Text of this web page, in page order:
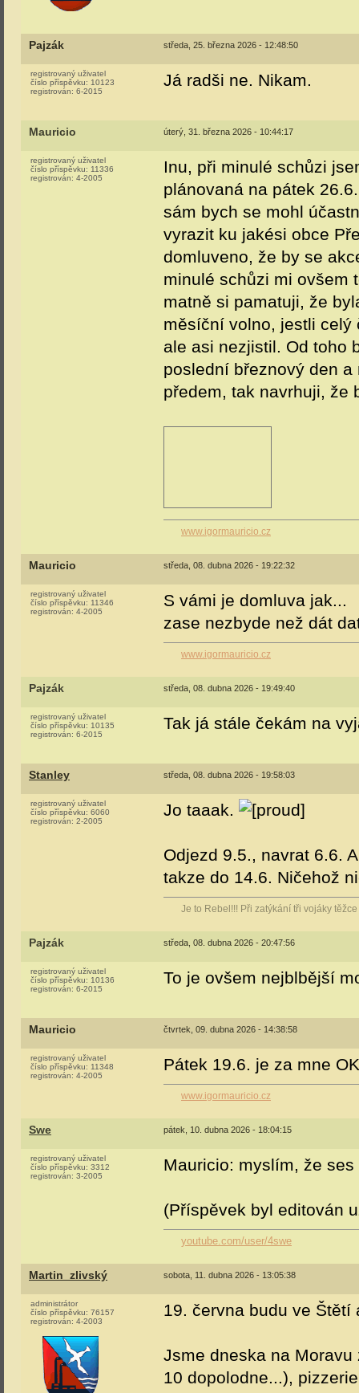
Pajzák středa, 25. března 2026 - 12:48:50
registrovaný uživatel
číslo příspěvku: 10123
registrován: 6-2015
Já radši ne. Nikam.
Mauricio úterý, 31. března 2026 - 10:44:17
registrovaný uživatel
číslo příspěvku: 11336
registrován: 4-2005
Inu, při minulé schůzi
plánovaná na pátek
sám bych se mohl
vyrazit ku jakési obce
domluveno, že by se
minulé schůzi mi ovšem
matně si pamatuji, že
měsíční volno, jestli celý
ale asi nezjistil. Od toho
poslední březnový den
předem, tak navrhuji, že
www.igormauricio.cz
Mauricio středa, 08. dubna 2026 - 19:22:32
registrovaný uživatel
číslo příspěvku: 11346
registrován: 4-2005
S vámi je domluva jak...
zase nezbyde než dát
www.igormauricio.cz
Pajzák středa, 08. dubna 2026 - 19:49:40
registrovaný uživatel
číslo příspěvku: 10135
registrován: 6-2015
Tak já stále čekám na
Stanley středa, 08. dubna 2026 - 19:58:03
registrovaný uživatel
číslo příspěvku: 6060
registrován: 2-2005
Jo taaak.
Odjezd 9.5., navrat 6.6.
takze do 14.6. Ničehož
Je to Rebel!!! Při zatýkání tři vojáky
Pajzák středa, 08. dubna 2026 - 20:47:56
registrovaný uživatel
číslo příspěvku: 10136
registrován: 6-2015
To je ovšem nejblbější
Mauricio čtvrtek, 09. dubna 2026 - 14:38:58
registrovaný uživatel
číslo příspěvku: 11348
registrován: 4-2005
Pátek 19.6. je za mne
www.igormauricio.cz
Swe pátek, 10. dubna 2026 - 18:04:15
registrovaný uživatel
číslo příspěvku: 3312
registrován: 3-2005
Mauricio: myslím, že
(Příspěvek byl editován
youtube.com/user/4swe
Martin_zlivský sobota, 11. dubna 2026 - 13:05:38
administrátor
číslo příspěvku: 76157
registrován: 4-2003
19. června budu ve Štětí
Jsme dneska na
10 dopolodne...),